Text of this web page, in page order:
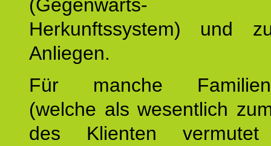
(Gegenwarts-
Herkunftssystem) und
Anliegen.
Für manche
(welche als wesentlich
des Klienten vermutet